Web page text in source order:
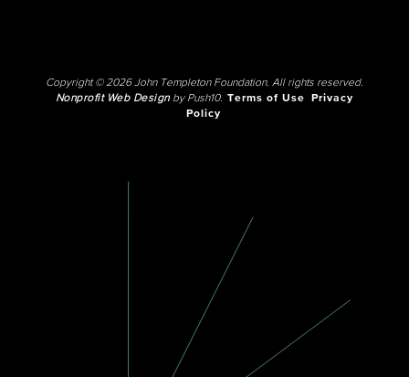
Copyright © 2026 John Templeton Foundation. All rights reserved.
Nonprofit Web Designby Push10. Terms of Use
Privacy
Policy